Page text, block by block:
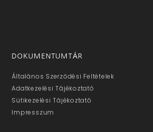
DOKUMENTUMTÁR
Általános Szerződési Feltételek
Adatkezelési Tájékoztató
Sütikezelési Tájékoztató
Impresszum